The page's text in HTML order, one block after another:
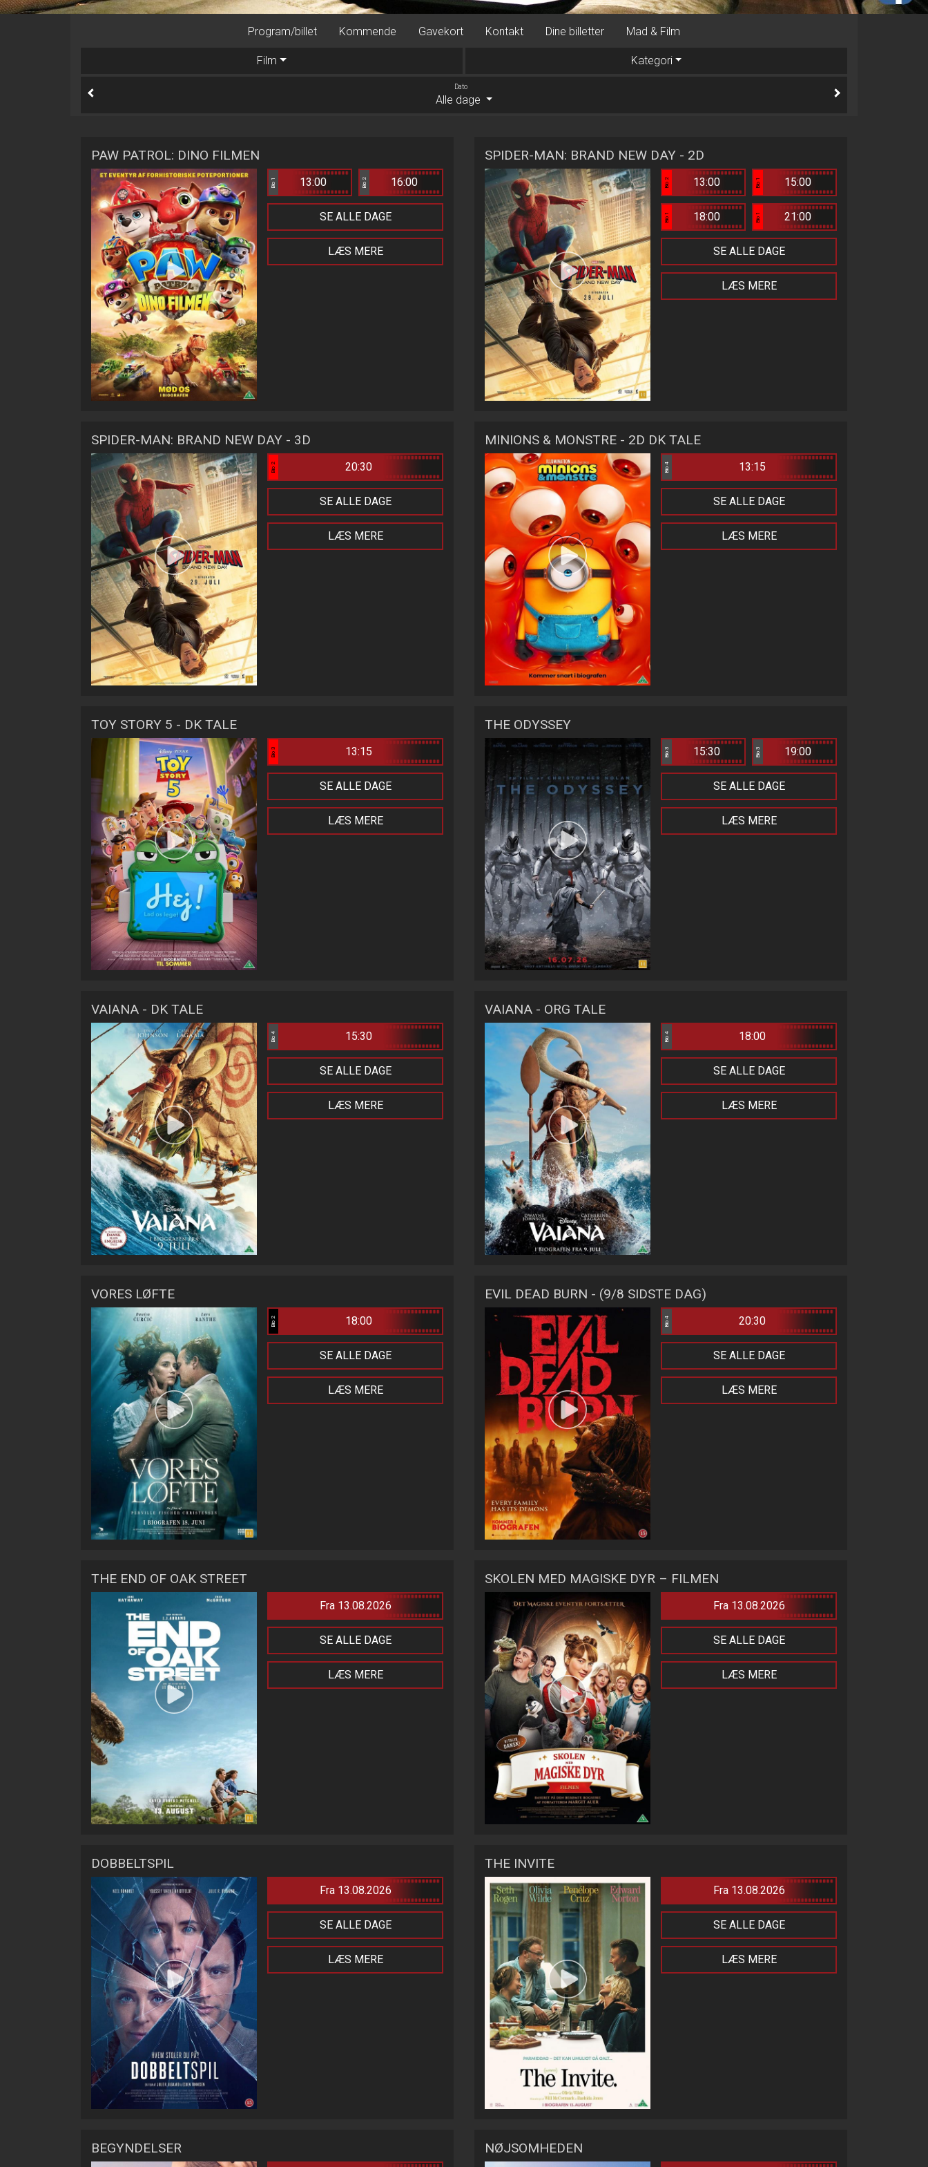
Program/billet Kommende Gavekort Kontakt Dine billetter Mad & Film
Film Kategori
Dato
Alle dage
PAW PATROL: DINO FILMEN
Bio 1 13:00 Bio 2 16:00
SE ALLE DAGE
LÆS MERE
SPIDER-MAN: BRAND NEW DAY - 2D
Bio 2 13:00 Bio 1 15:00
Bio 1 18:00 Bio 1 21:00
SE ALLE DAGE
LÆS MERE
SPIDER-MAN: BRAND NEW DAY - 3D
Bio 2 20:30
SE ALLE DAGE
LÆS MERE
MINIONS & MONSTRE - 2D DK TALE
Bio 4 13:15
SE ALLE DAGE
LÆS MERE
TOY STORY 5 - DK TALE
Bio 3 13:15
SE ALLE DAGE
LÆS MERE
THE ODYSSEY
Bio 3 15:30 Bio 3 19:00
SE ALLE DAGE
LÆS MERE
VAIANA - DK TALE
Bio 4 15:30
SE ALLE DAGE
LÆS MERE
VAIANA - ORG TALE
Bio 4 18:00
SE ALLE DAGE
LÆS MERE
VORES LØFTE
Bio 2 18:00
SE ALLE DAGE
LÆS MERE
EVIL DEAD BURN - (9/8 SIDSTE DAG)
Bio 4 20:30
SE ALLE DAGE
LÆS MERE
THE END OF OAK STREET
Fra 13.08.2026
SE ALLE DAGE
LÆS MERE
SKOLEN MED MAGISKE DYR – FILMEN
Fra 13.08.2026
SE ALLE DAGE
LÆS MERE
DOBBELTSPIL
Fra 13.08.2026
SE ALLE DAGE
LÆS MERE
THE INVITE
Fra 13.08.2026
SE ALLE DAGE
LÆS MERE
BEGYNDELSER NØJSOMHEDEN